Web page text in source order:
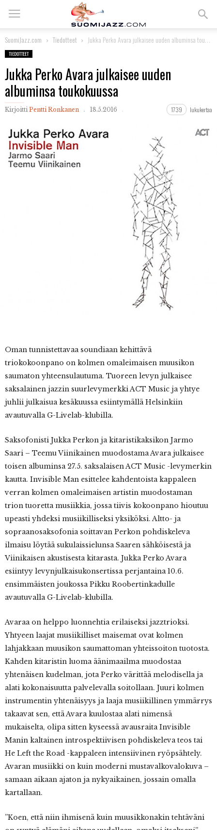
SuomiJazz.com Tiedotteet Jukka Perko Avara julkaisee uuden albuminsa toukokuussa
TIEDOTTEET
Jukka Perko Avara julkaisee uuden
albuminsa toukokuussa
Kirjoitti Pentti Ronkanen 18.5.2016 1739 lukukertaa
Oman tunnistettavaa soundiaan kehittävä
triokokoonpano on kolmen omaleimaisen muusikon
saumaton yhteensulautuma. Tuoreen levyn julkaisee
saksalainen jazzin suurlevymerkki ACT Music ja yhtye
juhlii julkaisua kesäkuussa esiintymällä Helsinkiin
avautuvalla G-Livelab-klubilla.
Saksofonisti Jukka Perkon ja kitaristikaksikon Jarmo
Saari – Teemu Viinikainen muodostama Avara julkaisee
toisen albuminsa 27.5. saksalaisen ACT Music -levymerkin
kautta. Invisible Man esittelee kahdentoista kappaleen
verran kolmen omaleimaisen artistin muodostaman
trion tuoretta musiikkia, jossa tiivis kokoonpano hioutuu
upeasti yhdeksi musiikilliseksi yksiköksi. Altto- ja
sopraanosaksofonia soittavan Perkon pohdiskeleva
ilmaisu löytää sukulaissielunsa Saaren sähköisestä ja
Viinikaisen akustisesta kitarasta. Jukka Perko Avara
esiintyy levynjulkaisukonsertissa perjantaina 10.6.
ensimmäisten joukossa Pikku Roobertinkadulle
avautuvalla G-Livelab-klubilla.
Avaraa on helppo luonnehtia erilaiseksi jazztrioksi.
Yhtyeen laajat musiikilliset maisemat ovat kolmen
lahjakkaan muusikon saumattoman yhteissoiton tuotosta.
Kahden kitaristin luoma äänimaailma muodostaa
yhtenäisen kudelman, jota Perko värittää melodisella ja
alati kokonaisuutta palvelevalla soitollaan. Juuri kolmen
instrumentin yhtenäisyys ja laaja musiikillinen ymmärrys
takaavat sen, että Avara kuulostaa alati nimensä
mukaiselta, olipa sitten kyseessä avausraita Invisible
Manin kaltainen introspektiivisen pohdiskeleva teos tai
He Left the Road -kappaleen intensiivinen ryöpsähtely.
Avaran musiikki on kuin moderni mustavalkovalokuva –
samaan aikaan ajaton ja nykyaikainen, jossain omalla
kartallaan.
”Koen, että niin ihmisenä kuin muusikkonakin tehtäväni